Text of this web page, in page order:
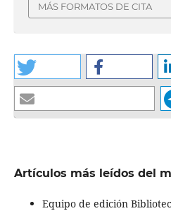
MÁS FORMATOS DE CITA
Artículos más leídos del
Equipo de edición